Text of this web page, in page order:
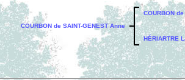
COURBON de SAINT-GENEST Anne
COURBON
HÉRIARTRE